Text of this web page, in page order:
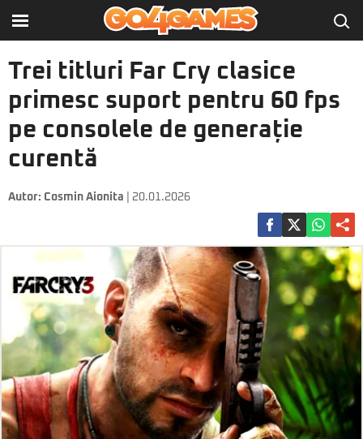
Trei titluri Far Cry clasice
primesc suport pentru 60 fps
pe consolele de generație
curentă
Autor: Cosmin Aionita | 20.01.2026